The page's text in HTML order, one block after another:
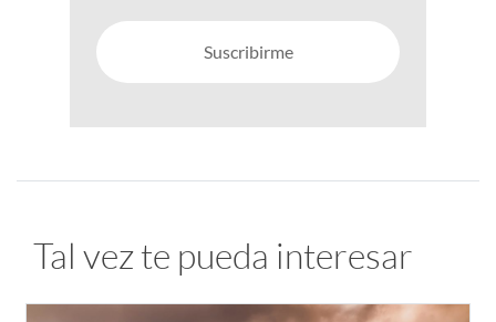
Suscribirme
Tal vez te pueda interesar